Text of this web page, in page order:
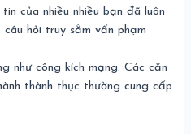
của nhiều nhiều bạn đã luôn
hỏi truy sắm vấn phạm
như công kích mạng: Các căn
thành thục thường cung cấp